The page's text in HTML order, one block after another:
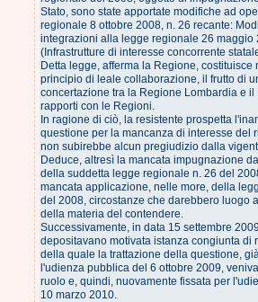
Stato, sono state apportate modifiche ad
regionale 8 ottobre 2008, n. 26 recante:
integrazioni alla legge regionale 26 maggio
(Infrastrutture di interesse concorrente
Detta legge, afferma la Regione, costituisce
principio di leale collaborazione, il frutto di
concertazione tra la Regione Lombardia e il
rapporti con le Regioni.
In ragione di ciò, la resistente prospetta
questione per la mancanza di interesse del
non subirebbe alcun pregiudizio dalla
Deduce, altresì la mancata impugnazione
della suddetta legge regionale n. 26 del
mancata applicazione, nelle more, della
del 2008, circostanze che darebbero luogo
della materia del contendere.
Successivamente, in data 15 settembre
depositavano motivata istanza congiunta di
della quale la trattazione della questione,
l'udienza pubblica del 6 ottobre 2009,
ruolo e, quindi, nuovamente fissata per
10 marzo 2010.